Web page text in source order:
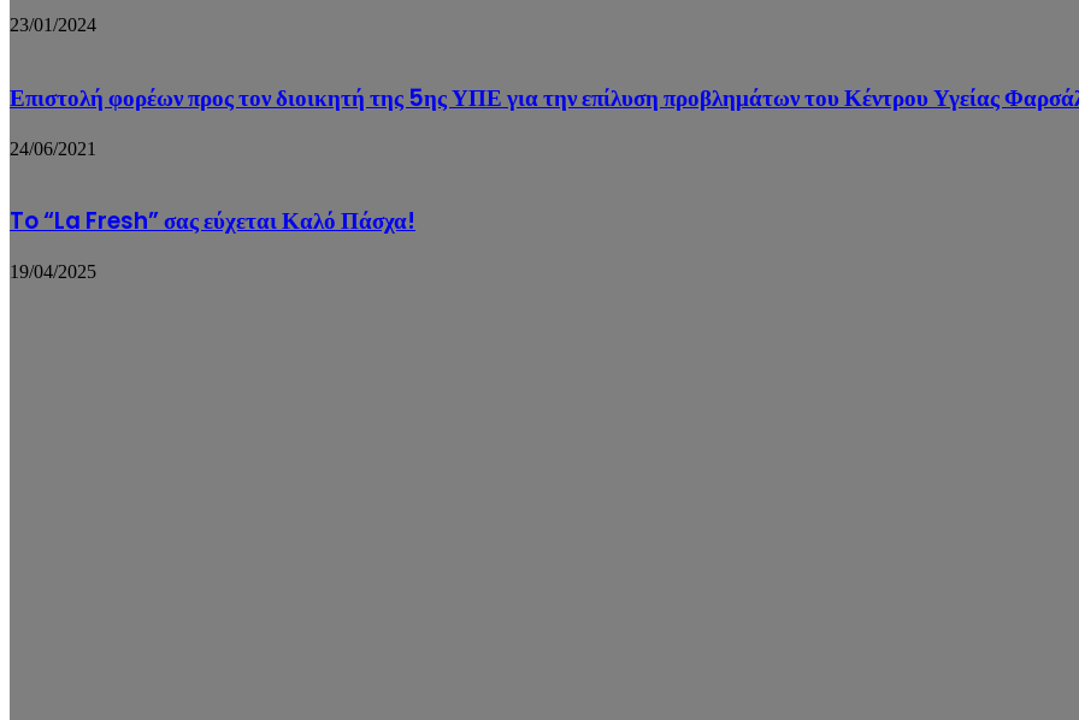
23/01/2024
Επιστολή φορέων προς τον διοικητή της 5ης ΥΠΕ για την επίλυση προβλημάτων του Κέντρου Υγείας
24/06/2021
To “La Fresh” σας εύχεται Καλό Πάσχα!
19/04/2025